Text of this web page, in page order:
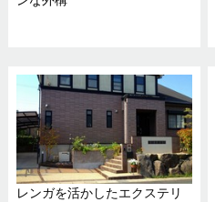
レンガを活かしたエクステリ